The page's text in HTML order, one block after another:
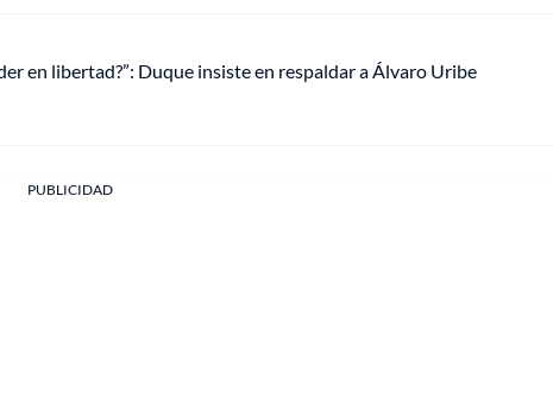
en libertad?”: Duque insiste en respaldar a Álvaro Uribe
PUBLICIDAD